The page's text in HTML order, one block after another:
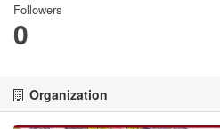
Followers
0
Organization